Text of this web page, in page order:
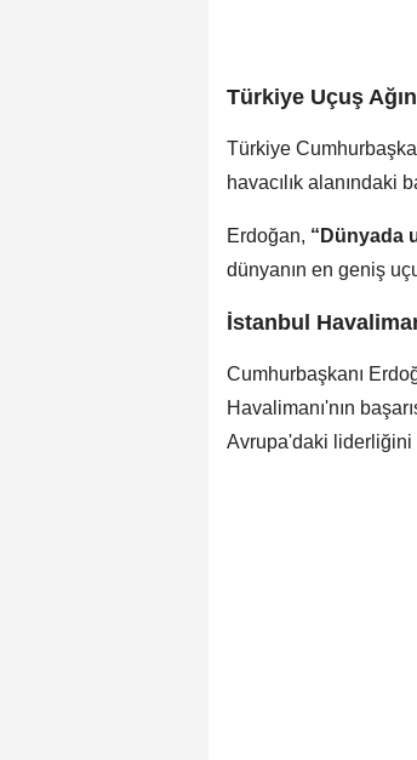
Türkiye Uçuş
Türkiye
havacılık alanındaki
Erdoğan, “Dünyada
dünyanın en geniş
İstanbul
Cumhurbaşkanı
Havalimanı'nın
Avrupa'daki liderliğini